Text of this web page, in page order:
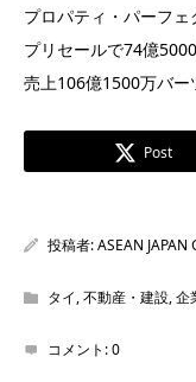
プロパティ・パーフ
プリセールで74億
売上106億1500万バー
Post
投稿者:ASEAN
タイ,不動産・建設,企
コメント:0